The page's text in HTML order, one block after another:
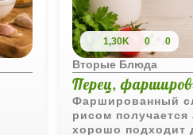
1,30K 0 0
Вторые Блюда
Перец,
Фаршированный
рисом
хорошо подходит